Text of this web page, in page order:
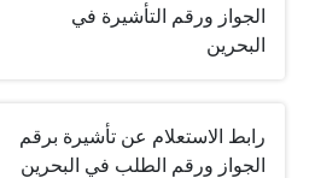
الجواز ورقم التأشيرة في
البحرين
رابط الاستعلام عن تأشيرة برقم
الجواز ورقم الطلب في البحرين